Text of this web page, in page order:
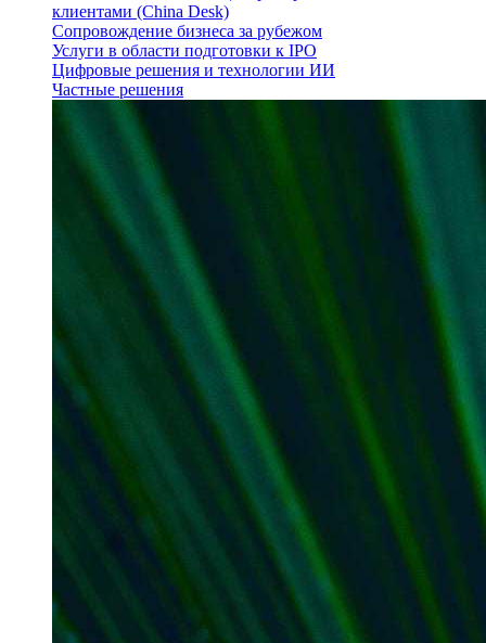
клиентами (China Desk)
Сопровождение бизнеса за рубежом
Услуги в области подготовки к IPO
Цифровые решения и технологии ИИ
Частные решения